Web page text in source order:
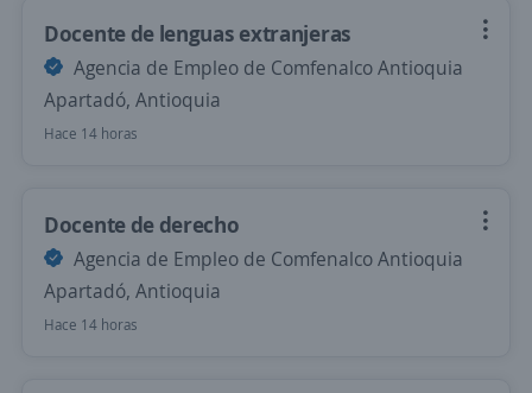
Docente de lenguas extranjeras
Agencia de Empleo de Comfenalco Antioquia
Apartadó, Antioquia
Hace 14 horas
Docente de derecho
Agencia de Empleo de Comfenalco Antioquia
Apartadó, Antioquia
Hace 14 horas